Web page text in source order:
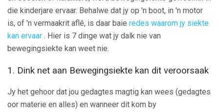
die kinderjare ervaar. Behalwe dat jy op 'n boot, in 'n motor
is, of 'n vermaakrit aflê, is daar baie redes waarom jy siekte
kan ervaar . Hier is 7 dinge wat jy dalk nie van
bewegingsiekte kan weet nie.
1. Dink net aan Bewegingsiekte kan dit veroorsaak
Jy het gehoor dat jou gedagtes magtig kan wees (gedagtes
oor materie en alles) en wanneer dit kom by